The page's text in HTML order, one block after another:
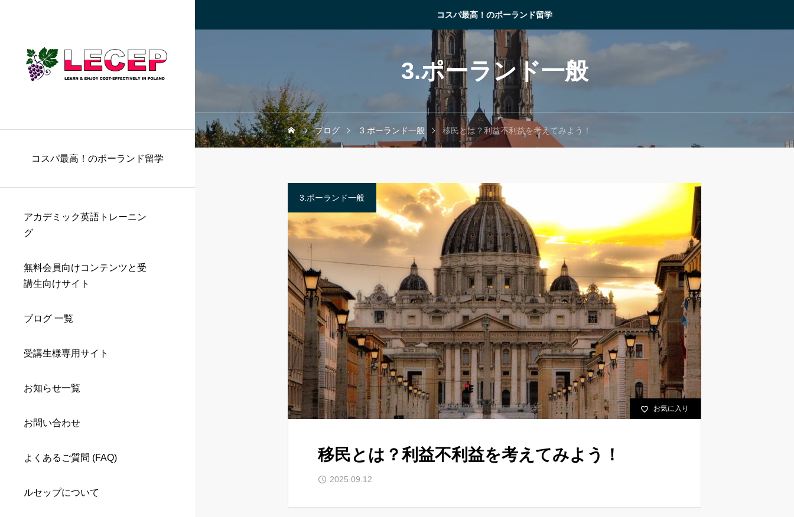
コスパ最高！のポーランド留学
コスパ最高！のポーランド留学
アカデミック英語トレーニン
グ
無料会員向けコンテンツと受
講生向けサイト
ブログ 一覧
受講生様専用サイト
お知らせ一覧
お問い合わせ
よくあるご質問 (FAQ)
ルセップについて
3.ポーランド一般
ブログ 3.ポーランド一般 移民とは？利益不利益を考えてみよう！
3.ポーランド一般
お気に入り
移民とは？利益不利益を考えてみよう！
2025.09.12